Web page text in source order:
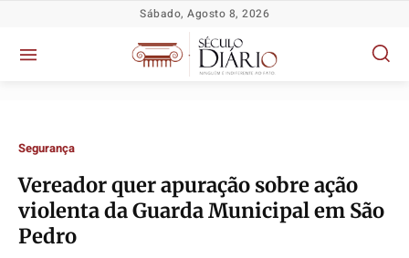
Política
Socioeconômicas
Política
Socioeconômicas
Política
Socioeconômicas
Política
Socioeconômicas
Sábado, Agosto 8, 2026
Segurança
Vereador quer apuração sobre ação
violenta da Guarda Municipal em São
Pedro